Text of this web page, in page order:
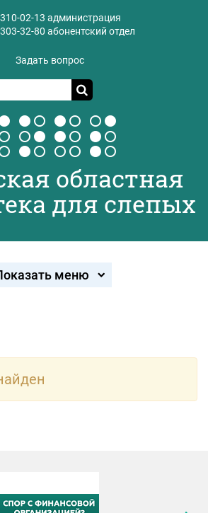
02-13 администрация
32-80 абонентский отдел
Задать вопрос
областная
для слепых
меню